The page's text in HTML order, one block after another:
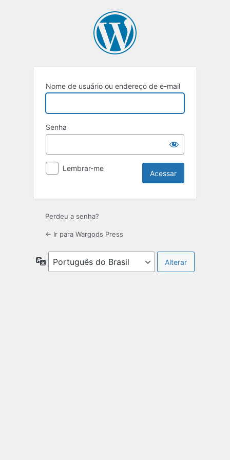
Nome de usuário ou endereço de e-mail
Senha
Lembrar-me
Perdeu a senha?
← Ir para Wargods Press
Idioma